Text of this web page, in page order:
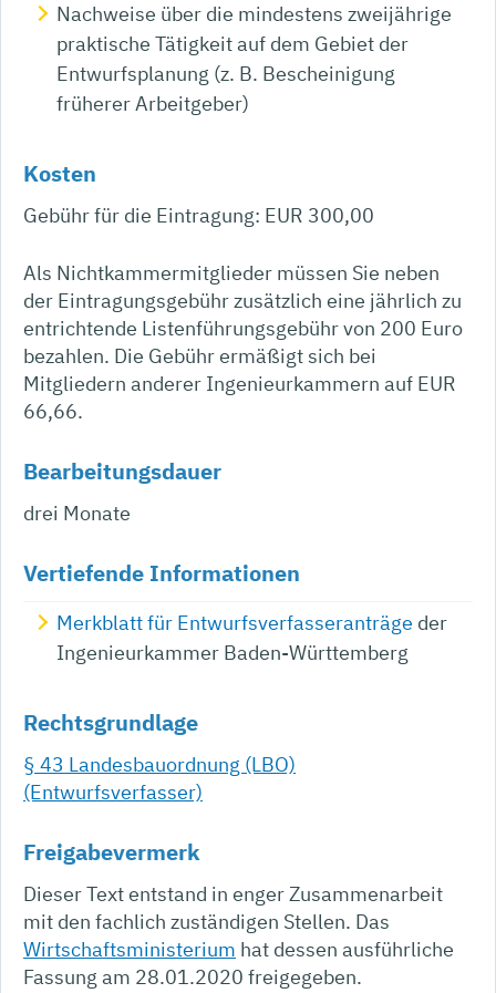
Nachweise über die mindestens zweijährige
praktische Tätigkeit auf dem Gebiet der
Entwurfsplanung (z. B. Bescheinigung
früherer Arbeitgeber)
Kosten
Gebühr für die Eintragung: EUR 300,00
Als Nichtkammermitglieder müssen Sie neben
der Eintragungsgebühr zusätzlich eine jährlich zu
entrichtende Listenführungsgebühr von 200 Euro
bezahlen. Die Gebühr ermäßigt sich bei
Mitgliedern anderer Ingenieurkammern auf EUR
66,66.
Bearbeitungsdauer
drei Monate
Vertiefende Informationen
Merkblatt für Entwurfsverfasseranträge der
Ingenieurkammer Baden-Württemberg
Rechtsgrundlage
§ 43 Landesbauordnung (LBO)
(Entwurfsverfasser)
Freigabevermerk
Dieser Text entstand in enger Zusammenarbeit
mit den fachlich zuständigen Stellen. Das
Wirtschaftsministerium hat dessen ausführliche
Fassung am 28.01.2020 freigegeben.